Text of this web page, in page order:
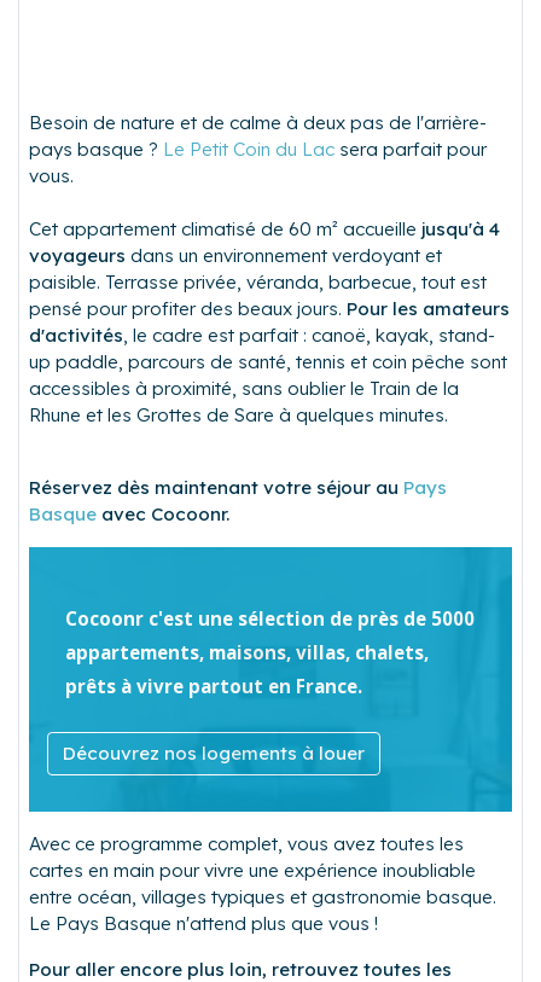
Besoin de nature et de calme à deux pas de l'arrière-
pays basque ? Le Petit Coin du Lac sera parfait pour
vous.
Cet appartement climatisé de 60 m² accueille jusqu'à 4
voyageurs dans un environnement verdoyant et
paisible. Terrasse privée, véranda, barbecue, tout est
pensé pour profiter des beaux jours. Pour les amateurs
d'activités, le cadre est parfait : canoë, kayak, stand-
up paddle, parcours de santé, tennis et coin pêche sont
accessibles à proximité, sans oublier le Train de la
Rhune et les Grottes de Sare à quelques minutes.
Réservez dès maintenant votre séjour au Pays
Basque avec Cocoonr.
Cocoonr c'est une sélection de près de 5000
appartements, maisons, villas, chalets,
prêts à vivre partout en France.
Découvrez nos logements à louer
Avec ce programme complet, vous avez toutes les
cartes en main pour vivre une expérience inoubliable
entre océan, villages typiques et gastronomie basque.
Le Pays Basque n'attend plus que vous !
Pour aller encore plus loin, retrouvez toutes les